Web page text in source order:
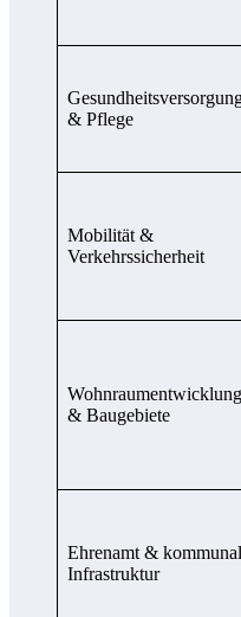
& Pflege
Mobilität &
Verkehrssicherheit
Wohnraumentwicklung
& Baugebiete
Ehrenamt &
Infrastruktur